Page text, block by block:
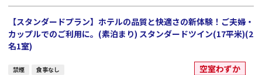
【スタンダードプラン】ホテルの品質と快適さの新体験！ご夫婦・
カップルでのご利用に。(素泊まり) スタンダードツイン(17平米)(2
名1室)
禁煙 食事なし 空室わずか